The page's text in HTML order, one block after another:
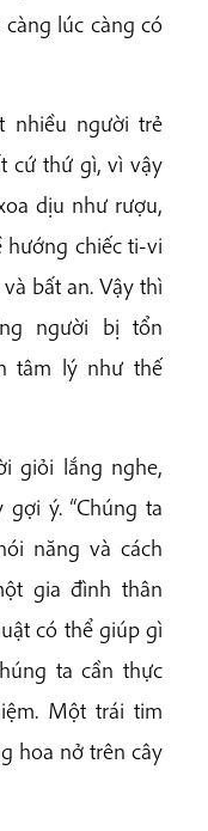
lúc càng có
nhiều người trẻ
cứ thứ gì, vì vậy
dịu như rượu,
hướng chiếc ti-vi
bất an. Vậy thì
người bị tổn
tâm lý như thế
giỏi lắng nghe,
ý. “Chúng ta
năng và cách
gia đình thân
có thể giúp gì
ta cần thực
Một trái tim
hoa nở trên cây